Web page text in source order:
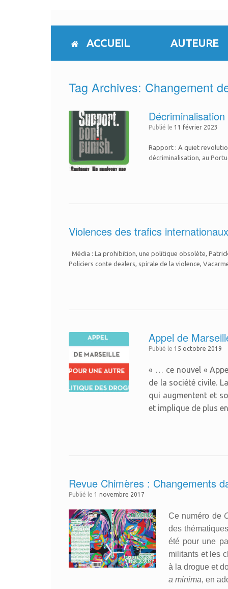
to
ACCUEIL AUTEURE
Tag Archives: Changement
Publié le 11 février 2023
Rapport : A quiet
décriminalisation, au
Violences des trafics
Média : La prohibition, une politique obsolète,
Policiers conte dealers, spirale de la violence,
Appel de
Publié le 15 octobre 2019
« … ce nouvel «
de la société civile.
qui augmentent et
et implique de plus
Revue Chimères : Changements
Publié le 1 novembre 2017
Ce numéro de
des
été pour une
militants et les
à la drogue et
a minima, en